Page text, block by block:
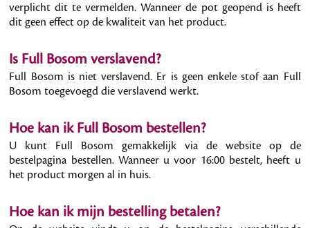
verplicht dit te vermelden. Wanneer de pot geopend is heeft
dit geen effect op de kwaliteit van het product.
Is Full Bosom verslavend?
Full Bosom is niet verslavend. Er is geen enkele stof aan Full
Bosom toegevoegd die verslavend werkt.
Hoe kan ik Full Bosom bestellen?
U kunt Full Bosom gemakkelijk via de website op de
bestelpagina bestellen. Wanneer u voor 16:00 bestelt, heeft u
het product morgen al in huis.
Hoe kan ik mijn bestelling betalen?